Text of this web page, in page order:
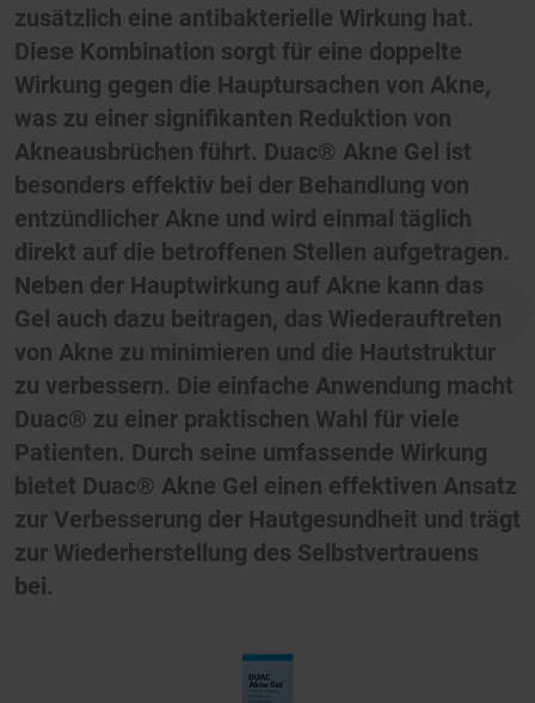
zusätzlich eine antibakterielle Wirkung hat.
Diese Kombination sorgt für eine doppelte
Wirkung gegen die Hauptursachen von Akne,
was zu einer signifikanten Reduktion von
Akneausbrüchen führt. Duac® Akne Gel ist
besonders effektiv bei der Behandlung von
entzündlicher Akne und wird einmal täglich
direkt auf die betroffenen Stellen aufgetragen.
Neben der Hauptwirkung auf Akne kann das
Gel auch dazu beitragen, das Wiederauftreten
von Akne zu minimieren und die Hautstruktur
zu verbessern. Die einfache Anwendung macht
Duac® zu einer praktischen Wahl für viele
Patienten. Durch seine umfassende Wirkung
bietet Duac® Akne Gel einen effektiven Ansatz
zur Verbesserung der Hautgesundheit und trägt
zur Wiederherstellung des Selbstvertrauens
bei.